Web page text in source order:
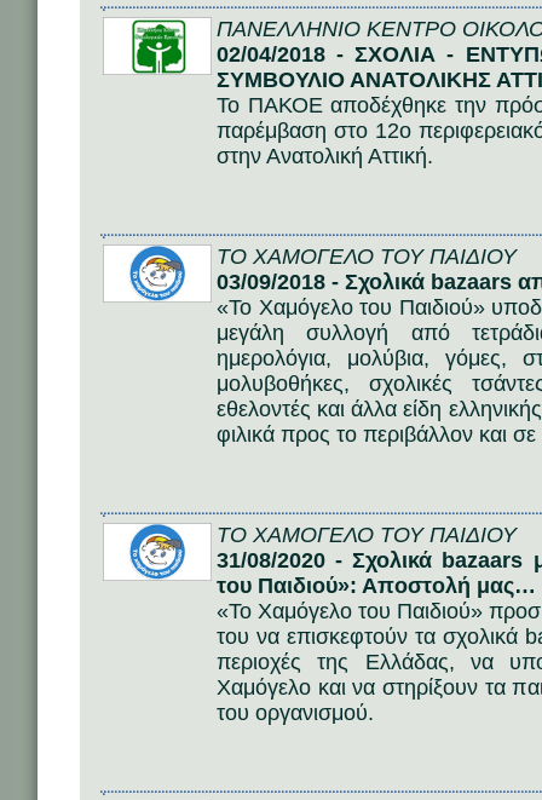
ΠΑΝΕΛΛΗΝΙΟ ΚΕΝΤΡΟ
02/04/2018 - ΣΧΟΛΙΑ -
ΣΥΜΒΟΥΛΙΟ ΑΝΑΤΟΛΙΚΗΣ
Το ΠΑΚΟΕ αποδέχθηκε την
παρέμβαση στο 12ο
στην Ανατολική Αττική.
ΤΟ ΧΑΜΟΓΕΛΟ ΤΟΥ ΠΑΙΔΙΟΥ
03/09/2018 - Σχολικά bazaars
«Το Χαμόγελο του Παιδιού»
μεγάλη συλλογή από
ημερολόγια, μολύβια, γόμες,
μολυβοθήκες, σχολικές
εθελοντές και άλλα είδη
φιλικά προς το περιβάλλον και σε
ΤΟ ΧΑΜΟΓΕΛΟ ΤΟΥ ΠΑΙΔΙΟΥ
31/08/2020 - Σχολικά
του Παιδιού»: Αποστολή μας…
«Το Χαμόγελο του Παιδιού»
του να επισκεφτούν τα σχολικά
περιοχές της Ελλάδας, να
Χαμόγελο και να στηρίξουν τα
του οργανισμού.